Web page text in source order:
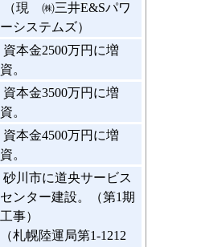
（現 ㈱三井E&Sパワ
ーシステムズ）
資本金2500万円に増
資。
資本金3500万円に増
資。
資本金4500万円に増
資。
砂川市に道央サービス
センター建設。（第1期
工事）
（札幌陸運局第1-1212